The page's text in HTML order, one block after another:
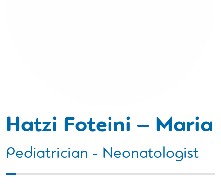
Hatzi Foteini – Maria
Pediatrician - Neonatologist